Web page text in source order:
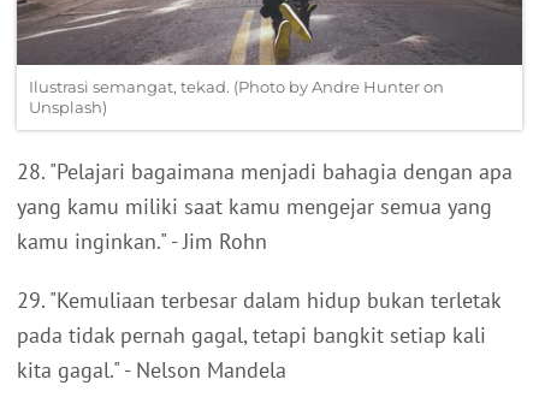
Ilustrasi semangat, tekad. (Photo by Andre Hunter on
Unsplash)
28. "Pelajari bagaimana menjadi bahagia dengan apa
yang kamu miliki saat kamu mengejar semua yang
kamu inginkan." - Jim Rohn
29. "Kemuliaan terbesar dalam hidup bukan terletak
pada tidak pernah gagal, tetapi bangkit setiap kali
kita gagal." - Nelson Mandela